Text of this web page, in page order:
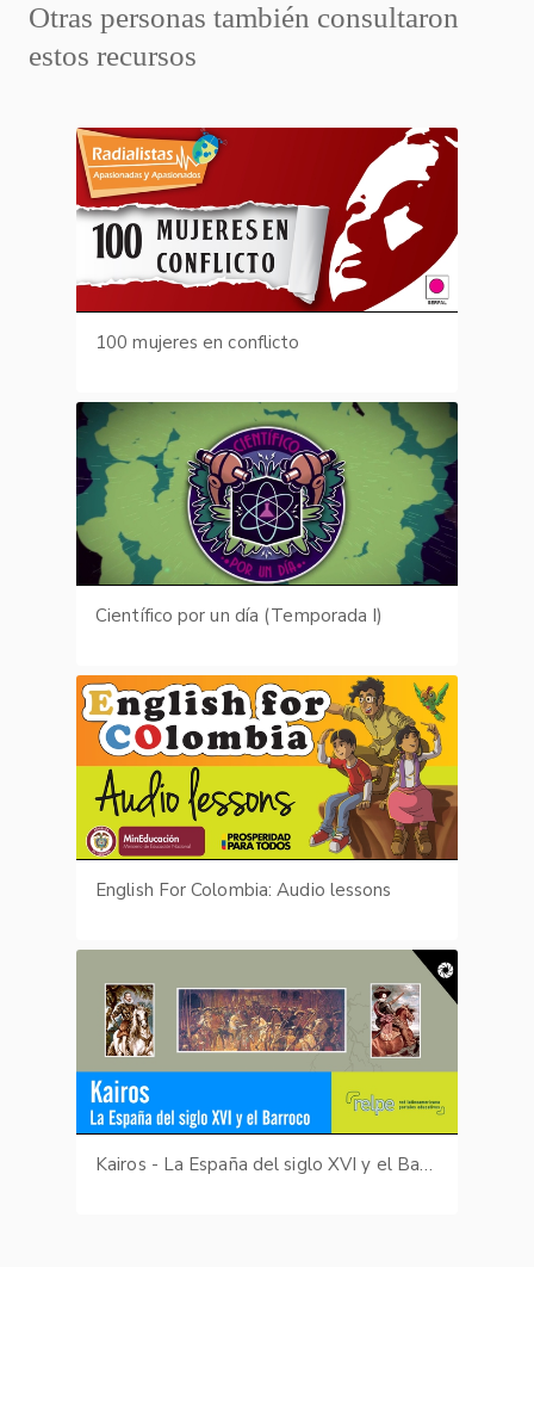
Otras personas también consultaron
estos recursos
100 mujeres en conflicto
Científico por un día (Temporada I)
English For Colombia: Audio lessons
Kairos - La España del siglo XVI y el Barroco